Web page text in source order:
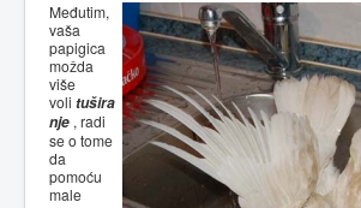
Međutim,
vaša
papigica
možda
više
voli tušira
nje , radi
se o tome
da
pomoću
male